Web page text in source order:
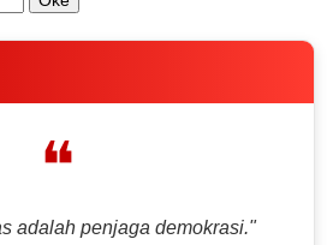
❝
adalah penjaga demokrasi."